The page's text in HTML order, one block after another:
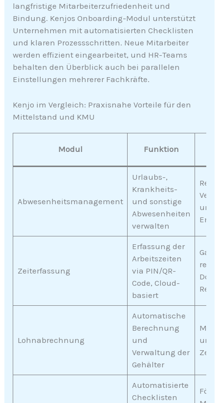
langfristige Mitarbeiterzufriedenheit und
Bindung. Kenjos Onboarding-Modul unterstützt
Unternehmen mit automatisierten Checklisten
und klaren Prozessschritten. Neue Mitarbeiter
werden effizient eingearbeitet, und HR-Teams
behalten den Überblick auch bei parallelen
Einstellungen mehrerer Fachkräfte.
Kenjo im Vergleich: Praxisnahe Vorteile für den
Mittelstand und KMU
Modul Funktion
Abwesenheitsmanagement
Urlaubs-,
Krankheits-
und sonstige
Abwesenheiten
verwalten
und
Zeiterfassung
Erfassung der
Arbeitszeiten
via PIN/QR-
Code, Cloud-
basiert
Lohnabrechnung
Automatische
Berechnung
und
Verwaltung der
Gehälter
und
Zeit
Automatisierte
Checklisten